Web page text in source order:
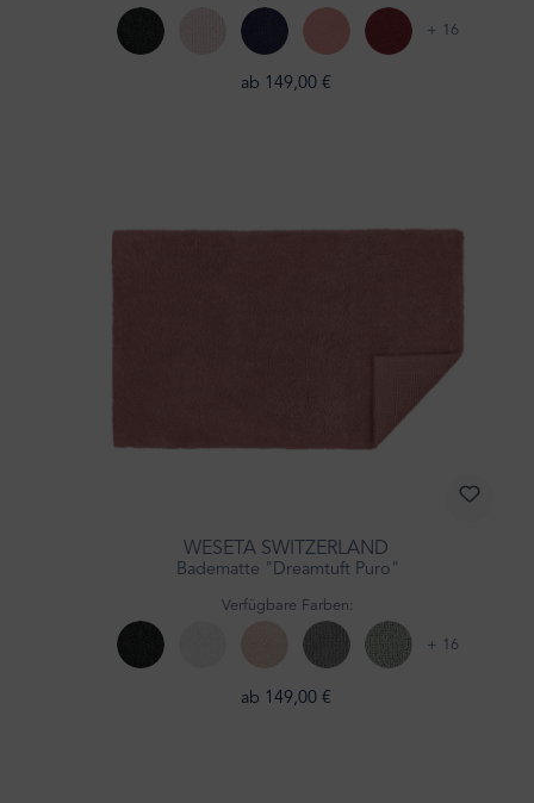
+ 16
ab 149,00 €
WESETA SWITZERLAND
Badematte "Dreamtuft Puro"
Verfügbare Farben:
+ 16
ab 149,00 €